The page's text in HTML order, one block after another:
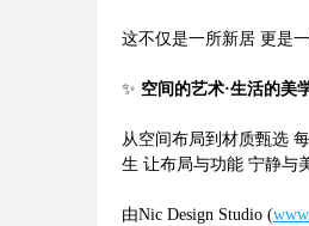
这不仅是一所新居 更是
✨ 空间的艺术·生活的美
从空间布局到材质甄选
生 让布局与功能 宁静与
由Nic Design Studio (